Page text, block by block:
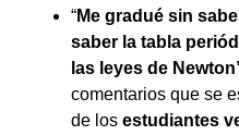
“Me gradué sin
saber la tabla
las leyes de
comentarios que se
de los estudiantes